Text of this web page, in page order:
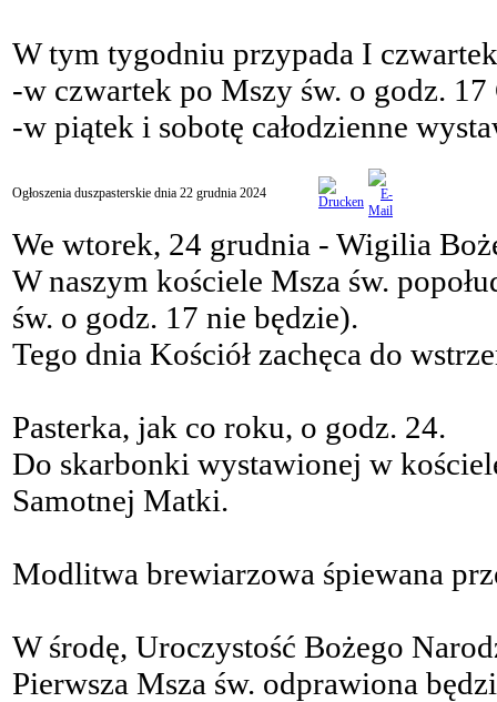
W tym tygodniu przypada I
-w czwartek po Mszy św. o godz.
-w piątek i sobotę całodzienne
Ogłoszenia duszpasterskie dnia 22 grudnia 2024
We wtorek, 24 grudnia - Wigilia
W naszym kościele Msza św.
św. o godz. 17 nie będzie).
Tego dnia Kościół zachęca do
Pasterka, jak co roku, o godz. 24.
Do skarbonki wystawionej w
Samotnej Matki.
Modlitwa brewiarzowa śpiewana
W środę, Uroczystość Bożego
Pierwsza Msza św. odprawiona